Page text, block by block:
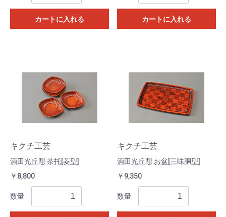
カートに入れる カートに入れる
キクチ工芸
酒田光丘彫 茶托[菱型]
￥8,800
数量
キクチ工芸
酒田光丘彫 お盆[三味胴型]
￥9,350
数量